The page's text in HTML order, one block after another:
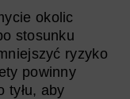
okolic
stosunku
ryzyko
powinny
tyłu, aby